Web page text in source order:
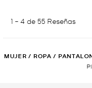
MUJER / ROPA /